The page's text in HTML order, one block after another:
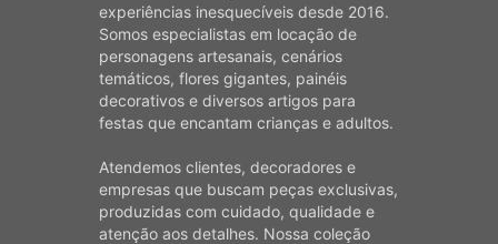
experiências inesquecíveis desde 2016.
Somos especialistas em locação de
personagens artesanais, cenários
temáticos, flores gigantes, painéis
decorativos e diversos artigos para
festas que encantam crianças e adultos.
Atendemos clientes, decoradores e
empresas que buscam peças exclusivas,
produzidas com cuidado, qualidade e
atenção aos detalhes. Nossa coleção